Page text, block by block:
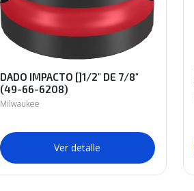
DADO IMPACTO []1/2" DE 7/8"
(49-66-6208)
Milwaukee
Ver detalle